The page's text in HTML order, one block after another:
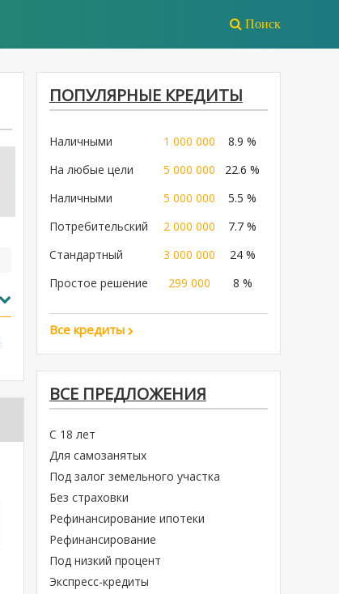
Поиск
ПОПУЛЯРНЫЕ КРЕДИТЫ
Наличными 1 000 000
8.9 %
На любые цели
5 000 000
22.6 %
Наличными
5 000 000
5.5 %
Потребительский
2 000 000
7.7 %
Стандартный
3 000 000
24 %
Простое решение
299 000 8 %
Все кредиты
ВСЕ ПРЕДЛОЖЕНИЯ
С 18 лет
Для самозанятых
Под залог земельного участка
Без страховки
Рефинансирование ипотеки
Рефинансирование
Под низкий процент
Экспресс-кредиты